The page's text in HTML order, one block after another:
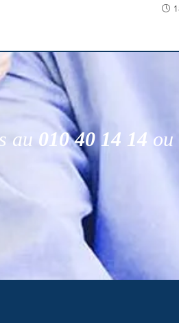
au 010 40 14 14 ou